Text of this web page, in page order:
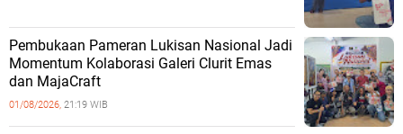
Pembukaan Pameran Lukisan Nasional Jadi
Momentum Kolaborasi Galeri Clurit Emas
dan MajaCraft
01/08/2026, 21:19 WIB